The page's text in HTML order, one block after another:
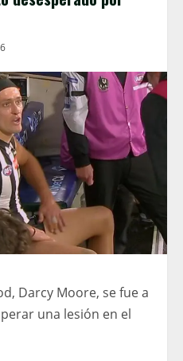
Darcy Moore, se fue a
una lesión en el